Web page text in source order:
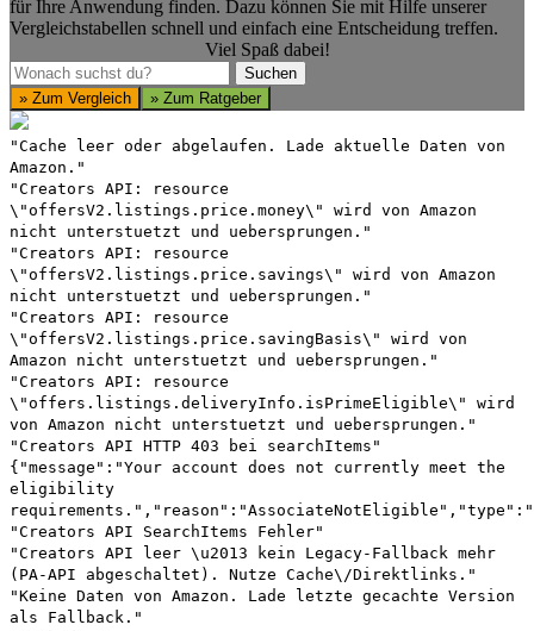
für Ihre Anwendung finden. Dazu können Sie mit Hilfe unserer
Vergleichstabellen schnell und einfach eine Entscheidung treffen.
Viel Spaß dabei!
Suchen
Suchen
» Zum Vergleich
» Zum Ratgeber
"Cache leer oder abgelaufen. Lade aktuelle Daten von
Amazon."
"Creators API: resource
\"offersV2.listings.price.money\" wird von Amazon
nicht unterstuetzt und uebersprungen."
"Creators API: resource
\"offersV2.listings.price.savings\" wird von Amazon
nicht unterstuetzt und uebersprungen."
"Creators API: resource
\"offersV2.listings.price.savingBasis\" wird von
Amazon nicht unterstuetzt und uebersprungen."
"Creators API: resource
\"offers.listings.deliveryInfo.isPrimeEligible\" wird
von Amazon nicht unterstuetzt und uebersprungen."
"Creators API HTTP 403 bei searchItems"
{"message":"Your account does not currently meet the
eligibility
"Creators API SearchItems Fehler"
"Creators API leer \u2013 kein Legacy-Fallback mehr
(PA-API abgeschaltet). Nutze Cache\/Direktlinks."
"Keine Daten von Amazon. Lade letzte gecachte Version
als Fallback."